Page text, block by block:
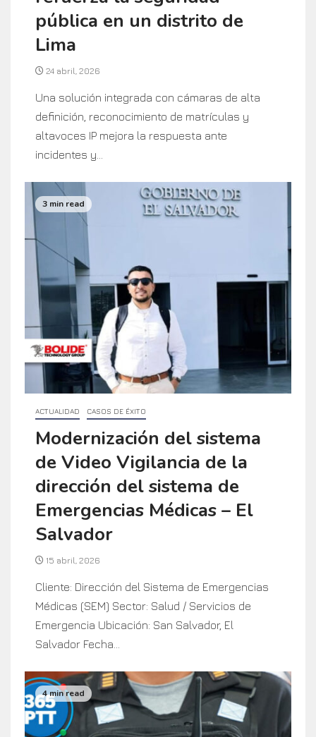
pública en un distrito de
Lima
24 abril, 2026
Una solución integrada con cámaras de alta
definición, reconocimiento de matrículas y
altavoces IP mejora la respuesta ante
incidentes y...
3 min read
ACTUALIDAD CASOS DE ÉXITO
Modernización del sistema
de Video Vigilancia de la
dirección del sistema de
Emergencias Médicas – El
Salvador
15 abril, 2026
Cliente: Dirección del Sistema de Emergencias
Médicas (SEM) Sector: Salud / Servicios de
Emergencia Ubicación: San Salvador, El
Salvador Fecha...
4 min read